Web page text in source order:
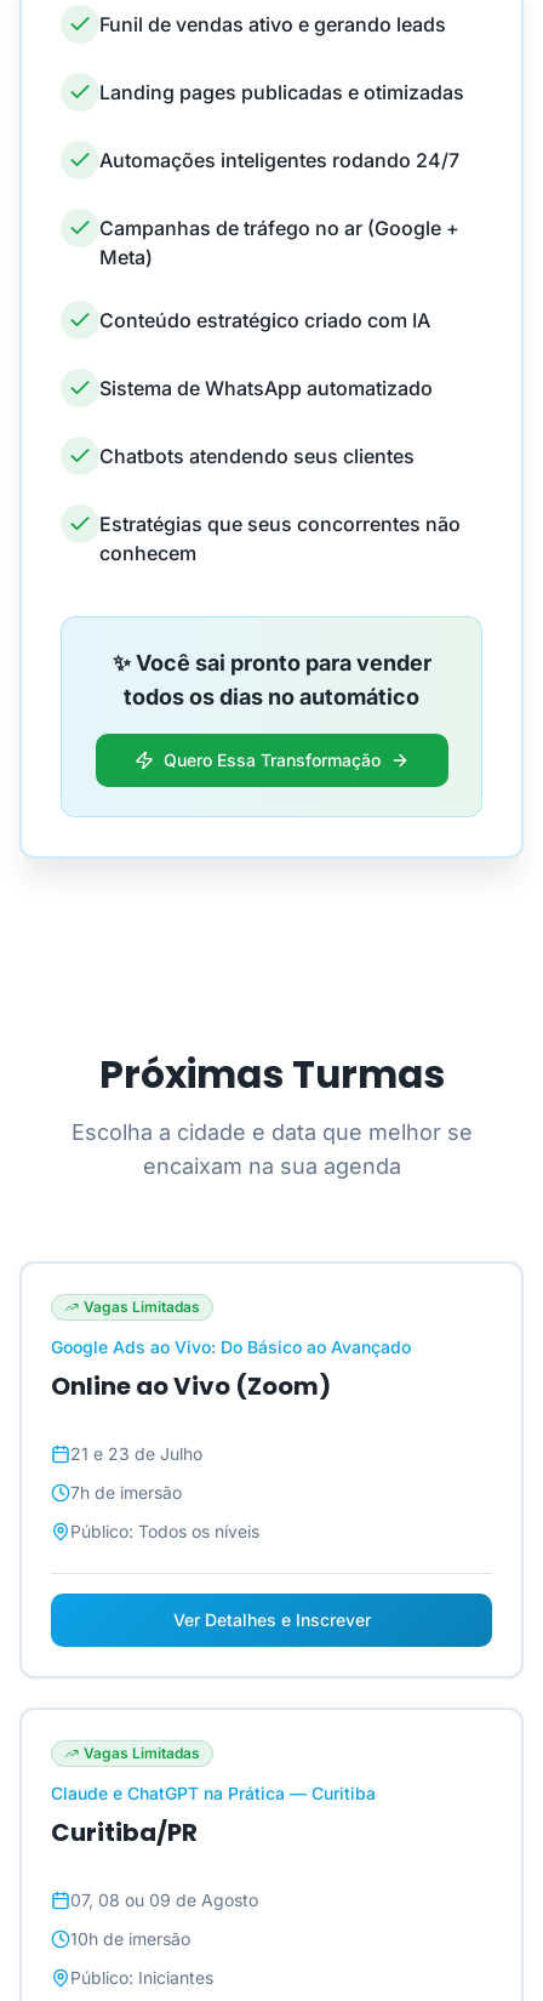
Funil de vendas ativo e gerando leads
Landing pages publicadas e otimizadas
Automações inteligentes rodando 24/7
Campanhas de tráfego no ar (Google +
Meta)
Conteúdo estratégico criado com IA
Sistema de WhatsApp automatizado
Chatbots atendendo seus clientes
Estratégias que seus concorrentes não
conhecem
✨ Você sai pronto para vender
todos os dias no automático
Quero Essa Transformação
Próximas Turmas
Escolha a cidade e data que melhor se
encaixam na sua agenda
Vagas Limitadas
Google Ads ao Vivo: Do Básico ao Avançado
Online ao Vivo (Zoom)
21 e 23 de Julho
7h de imersão
Público: Todos os níveis
Ver Detalhes e Inscrever
Vagas Limitadas
Claude e ChatGPT na Prática — Curitiba
Curitiba/PR
07, 08 ou 09 de Agosto
10h de imersão
Público: Iniciantes